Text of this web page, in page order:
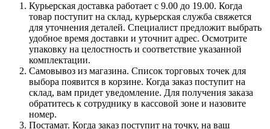
Курьерская доставка работает с 9.00 до 19.00. Когда
товар поступит на склад, курьерская служба свяжется
для уточнения деталей. Специалист предложит выбрать
удобное время доставки и уточнит адрес. Осмотрите
упаковку на целостность и соответствие указанной
комплектации.
Самовывоз из магазина. Список торговых точек для
выбора появится в корзине. Когда заказ поступит на
склад, вам придет уведомление. Для получения заказа
обратитесь к сотруднику в кассовой зоне и назовите
номер.
Постамат. Когда заказ поступит на точку, на ваш